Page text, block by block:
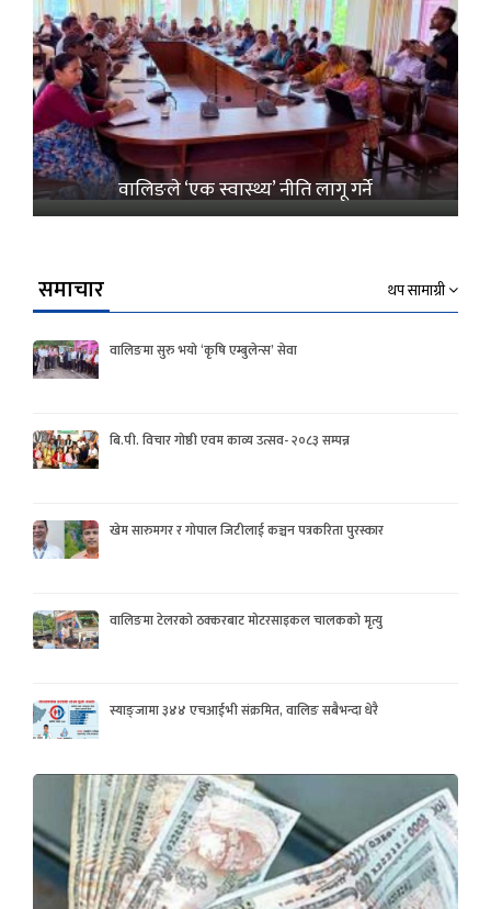
वालिङले ‘एक स्वास्थ्य’ नीति लागू गर्ने
समाचार थप सामाग्री
वालिङमा सुरु भयो ‘कृषि एम्बुलेन्स’ सेवा
बि.पी. विचार गोष्ठी एवम काव्य उत्सव- २०८३ सम्पन्न
खेम सारुमगर र गोपाल जिटीलाई कञ्चन पत्रकरिता पुरस्कार
वालिङमा टेलरको ठक्करबाट मोटरसाइकल चालकको मृत्यु
स्याङ्जामा ३४४ एचआईभी संक्रमित, वालिङ सबैभन्दा धेरै